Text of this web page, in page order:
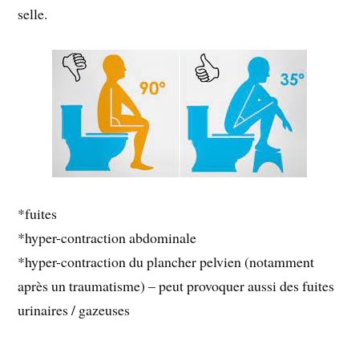
selle.
*fuites
*hyper-contraction abdominale
*hyper-contraction du plancher pelvien (notamment
après un traumatisme) – peut provoquer aussi des fuites
urinaires / gazeuses